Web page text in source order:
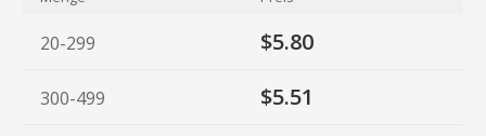
20-299 $5.80
300-499 $5.51